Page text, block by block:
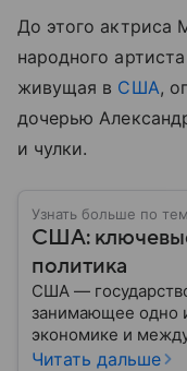
До этого актриса
народного
живущая в США,
дочерью
и чулки.
Узнать больше по
США:
политика
США —
занимающее одно
экономике и
материале —
Читать дальше